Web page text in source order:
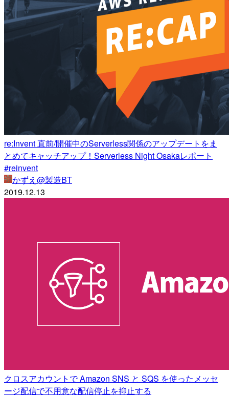
re:Invent 直前/開催中のServerless関係のアップデートをま
とめてキャッチアップ！Serverless Night Osakaレポート
#reinvent
かずえ@製造BT
2019.12.13
クロスアカウントで Amazon SNS と SQS を使ったメッセ
ージ配信で不用意な配信停止を抑止する